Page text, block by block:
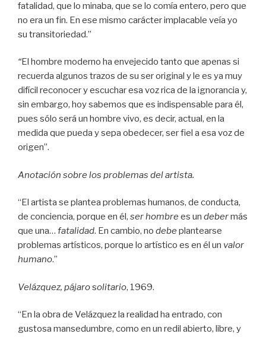
fatalidad, que lo minaba, que se lo comía entero, pero que
no era un fin. En ese mismo carácter implacable veía yo
su transitoriedad.”
“El hombre moderno ha envejecido tanto que apenas si
recuerda algunos trazos de su ser original y le es ya muy
difícil reconocer y escuchar esa voz rica de la ignorancia y,
sin embargo, hoy sabemos que es indispensable para él,
pues sólo será un hombre vivo, es decir, actual, en la
medida que pueda y sepa obedecer, ser fiel a esa voz de
origen”.
Anotación sobre los problemas del artista.
“El artista se plantea problemas humanos, de conducta,
de conciencia, porque en él, ser hombre es un debermás
que una… fatalidad. En cambio, no debe plantearse
problemas artísticos, porque lo artístico es en él un valor
humano.”
Velázquez, pájarosolitario, 1969.
“En la obra de Velázquez la realidad ha entrado, con
gustosa mansedumbre, como en un redil abierto, libre, y